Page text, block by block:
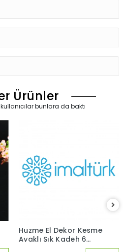
Ürünler
bunlara da baktı
Huzme El Dekor Kesme
Ayaklı Şık Kadeh 6